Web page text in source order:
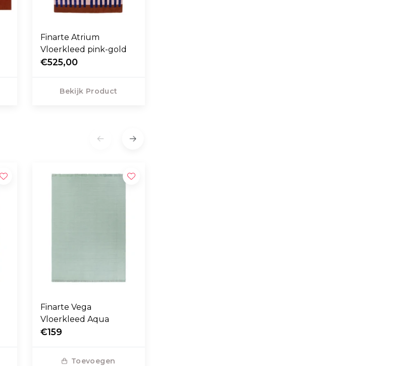
Finarte Atrium
Vloerkleed pink-gold
€525,00
Bekijk Product
Finarte Vega
Vloerkleed Aqua
€159
Toevoegen